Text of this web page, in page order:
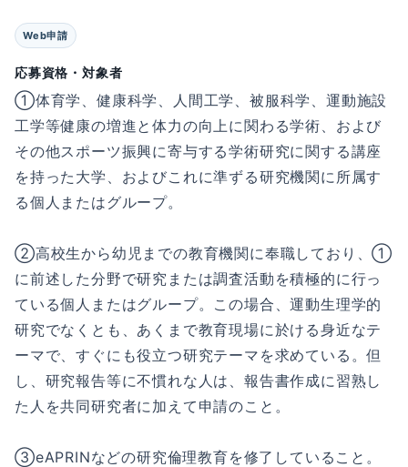
Web申請
応募資格・対象者
①体育学、健康科学、人間工学、被服科学、運動施設
工学等健康の増進と体力の向上に関わる学術、および
その他スポーツ振興に寄与する学術研究に関する講座
を持った大学、およびこれに準ずる研究機関に所属す
る個人またはグループ。
②高校生から幼児までの教育機関に奉職しており、①
に前述した分野で研究または調査活動を積極的に行っ
ている個人またはグループ。この場合、運動生理学的
研究でなくとも、あくまで教育現場に於ける身近なテ
ーマで、すぐにも役立つ研究テーマを求めている。但
し、研究報告等に不慣れな人は、報告書作成に習熟し
た人を共同研究者に加えて申請のこと。
③eAPRINなどの研究倫理教育を修了していること。